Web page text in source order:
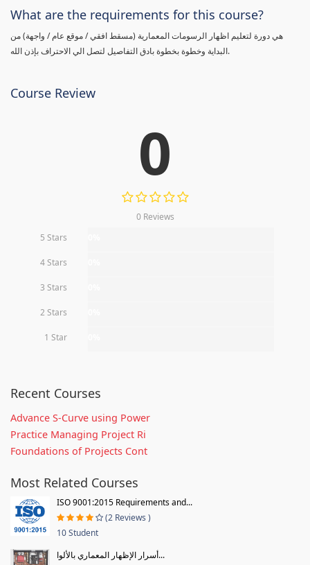
What are the requirements for this course?
هي دورة لتعليم اظهار الرسومات المعمارية (مسقط افقي / موقع عام / واجهة) من
البداية وخطوة بخطوة بادق التفاصيل لتصل الي الاحتراف بإذن الله.
Course Review
0
0 Reviews
5 Stars
4 Stars
3 Stars
2 Stars
1 Star
Recent Courses
Advance S-Curve using Power
Practice Managing Project Ri
Foundations of Projects Cont
Most Related Courses
ISO 9001:2015 Requirements and...
(2 Reviews )
10 Student
أسرار الإظهار المعماري بالألوا...